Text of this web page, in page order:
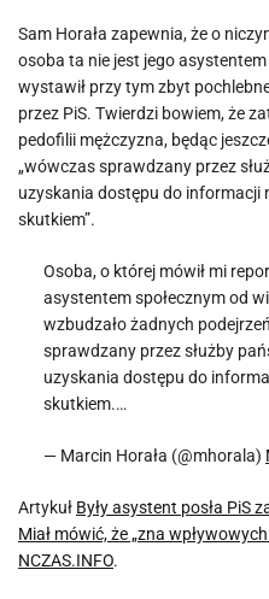
Sam Horała zapewnia, że o
osoba ta nie jest jego asystentem
wystawił przy tym zbyt
przez PiS. Twierdzi bowiem, że
pedofilii mężczyzna, będąc
„wówczas sprawdzany przez
uzyskania dostępu do informacji
skutkiem”.
Osoba, o której mówił mi
asystentem społecznym od
wzbudzało żadnych
sprawdzany przez służby
uzyskania dostępu do
skutkiem.…
— Marcin Horała (@mhorala)
Artykuł Były asystent posła PiS
Miał mówić, że „zna
NCZAS.INFO.